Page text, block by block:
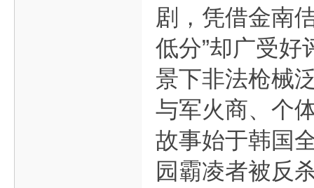
剧，凭借金南
低分”却广受
景下非法枪械
与军火商、个
故事始于韩国
园霸凌者被反